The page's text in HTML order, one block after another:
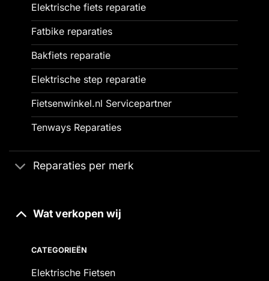
Elektrische fiets reparatie
Fatbike reparaties
Bakfiets reparatie
Elektrische step reparatie
Fietsenwinkel.nl Servicepartner
Tenways Reparaties
Reparaties per merk
Wat verkopen wij
CATEGORIEËN
Elektrische Fietsen